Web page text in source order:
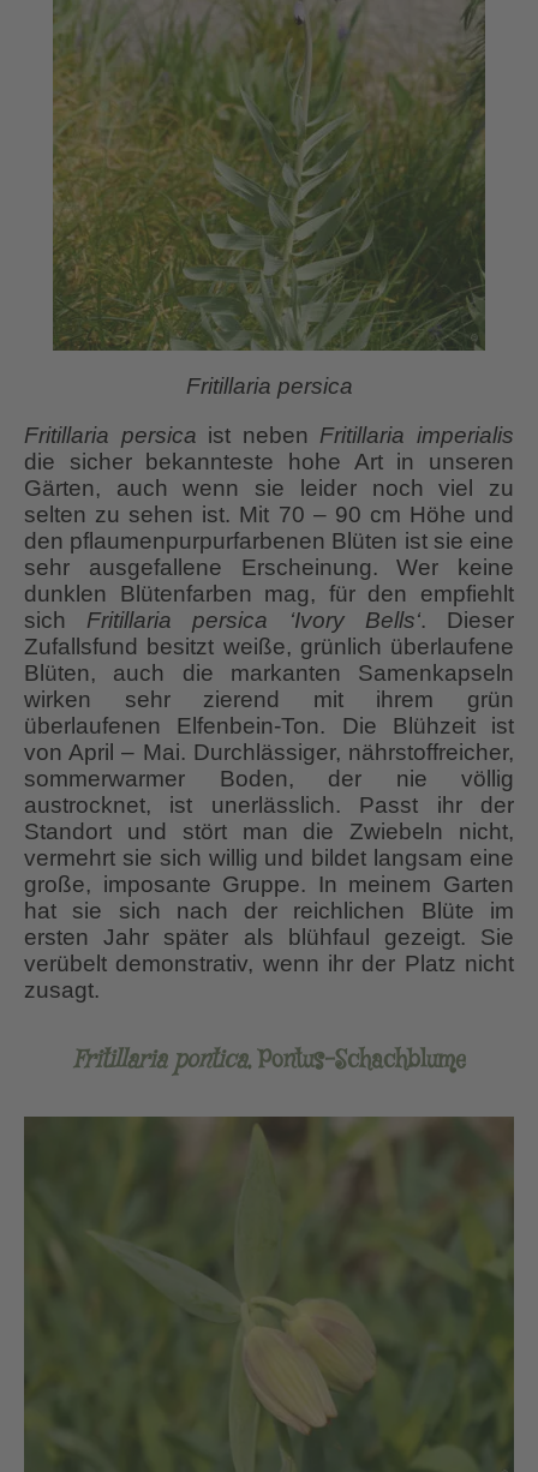
Fritillaria persica
Fritillaria persica ist nebenFritillaria imperialis
die sicher bekannteste hohe Art in unseren
Gärten, auch wenn sie leider noch viel zu
selten zu sehen ist. Mit 70 – 90 cm Höhe und
den pflaumenpurpurfarbenen Blüten ist sie eine
sehr ausgefallene Erscheinung. Wer keine
dunklen Blütenfarben mag, für den empfiehlt
sichFritillaria persica ‘Ivory Bells‘. Dieser
Zufallsfund besitzt weiße, grünlich überlaufene
Blüten, auch die markanten Samenkapseln
wirken sehr zierend mit ihrem grün
überlaufenen Elfenbein-Ton. Die Blühzeit ist
von April – Mai. Durchlässiger, nährstoffreicher,
sommerwarmer Boden, der nie völlig
austrocknet, ist unerlässlich. Passt ihr der
Standort und stört man die Zwiebeln nicht,
vermehrt sie sich willig und bildet langsam eine
große, imposante Gruppe. In meinem Garten
hat sie sich nach der reichlichen Blüte im
ersten Jahr später als blühfaul gezeigt. Sie
verübelt demonstrativ, wenn ihr der Platz nicht
zusagt.
Fritillaria pontica, Pontus-Schachblume